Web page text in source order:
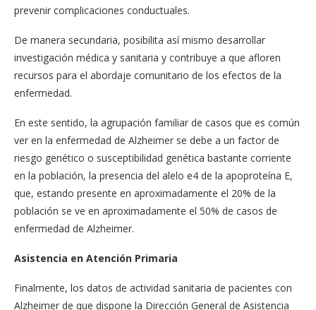
prevenir complicaciones conductuales.
De manera secundaria, posibilita así mismo desarrollar
investigación médica y sanitaria y contribuye a que afloren
recursos para el abordaje comunitario de los efectos de la
enfermedad.
En este sentido, la agrupación familiar de casos que es común
ver en la enfermedad de Alzheimer se debe a un factor de
riesgo genético o susceptibilidad genética bastante corriente
en la población, la presencia del alelo e4 de la apoproteína E,
que, estando presente en aproximadamente el 20% de la
población se ve en aproximadamente el 50% de casos de
enfermedad de Alzheimer.
Asistencia en Atención Primaria
Finalmente, los datos de actividad sanitaria de pacientes con
Alzheimer de que dispone la Dirección General de Asistencia